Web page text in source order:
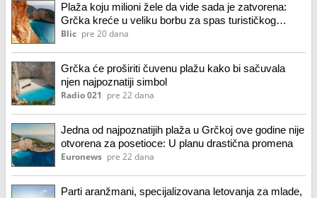
Plaža koju milioni žele da vide sada je zatvorena:
Grčka kreće u veliku borbu za spas turističkog
simbola
Blic pre 20 dana
Grčka će proširiti čuvenu plažu kako bi sačuvala
njen najpoznatiji simbol
Radio 021 pre 22 dana
Jedna od najpoznatijih plaža u Grčkoj ove godine nije
otvorena za posetioce: U planu drastična promena
Euronews pre 22 dana
Parti aranžmani, specijalizovana letovanja za mlade,